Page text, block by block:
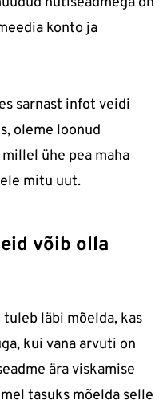
konto ja
sarnast infot veidi
oleme loonud
ühe pea maha
mitu uut.
võib olla
läbi mõelda, kas
kui vana arvuti on
ära viskamise
tasuks mõelda selle